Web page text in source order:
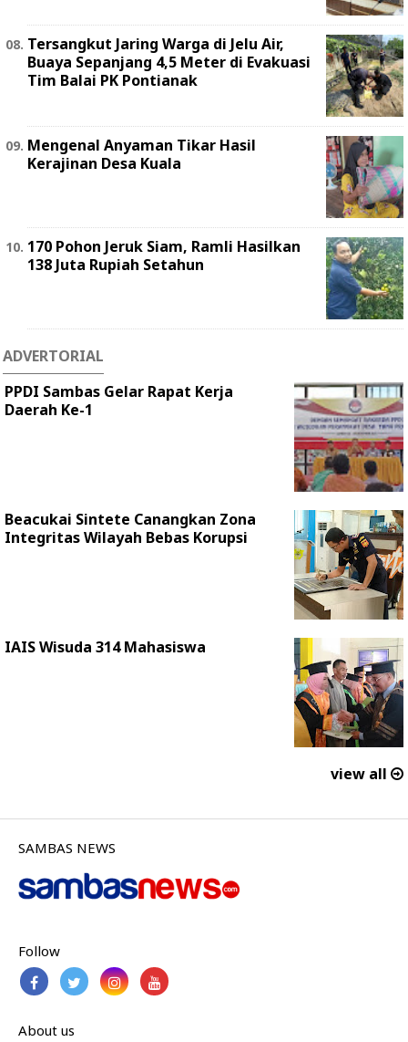
Tersangkut Jaring Warga di Jelu Air,
Buaya Sepanjang 4,5 Meter di Evakuasi
Tim Balai PK Pontianak
Mengenal Anyaman Tikar Hasil
Kerajinan Desa Kuala
170 Pohon Jeruk Siam, Ramli Hasilkan
138 Juta Rupiah Setahun
ADVERTORIAL
PPDI Sambas Gelar Rapat Kerja
Daerah Ke-1
Beacukai Sintete Canangkan Zona
Integritas Wilayah Bebas Korupsi
IAIS Wisuda 314 Mahasiswa
view all
SAMBAS NEWS
Follow
About us